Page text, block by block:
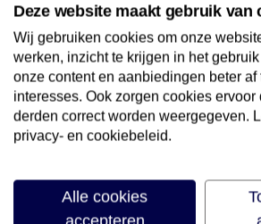
Deze website maakt gebruik van
Wij gebruiken cookies om onze
werken, inzicht te krijgen in het
onze content en aanbiedingen beter
interesses. Ook zorgen cookies ervoor
derden correct worden weergegeven.
privacy- en cookiebeleid.
Alle cookies
accepteren